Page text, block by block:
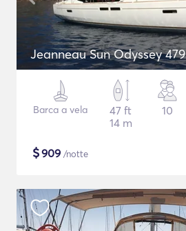
Jeanneau Sun Odyssey 479
Barca a vela
47 ft
14 m
10
$909 /notte